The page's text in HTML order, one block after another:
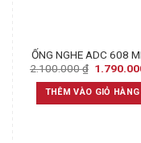
ỐNG NGHE ADC 608
2.100.000₫ Original
was:
2.100.000
THÊM VÀO GIỎ HÀNG